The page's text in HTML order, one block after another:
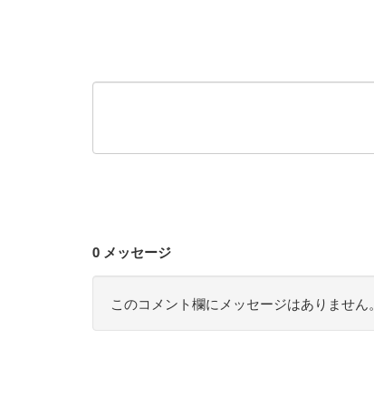
0 メッセージ
このコメント欄にメッセージはありません。